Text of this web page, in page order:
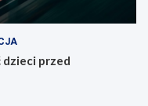
dzieci przed